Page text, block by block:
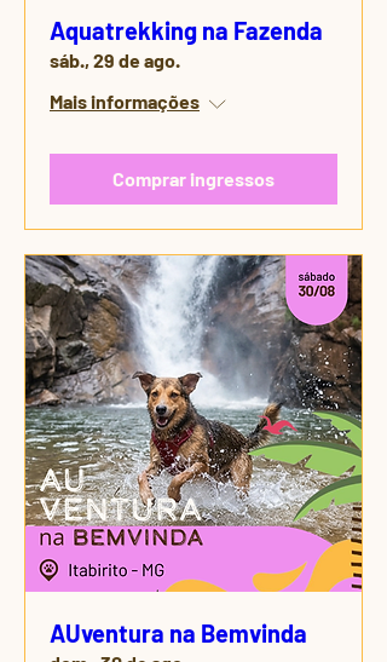
Aquatrekking na Fazenda
sáb., 29 de ago.
Mais informações
Comprar ingressos
AUventura na Bemvinda